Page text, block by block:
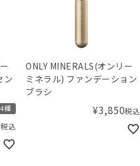
ン
種
税込
ONLY MINERALS(オンリー
ミネラル) ファンデーション
ブラシ
¥3,850税込